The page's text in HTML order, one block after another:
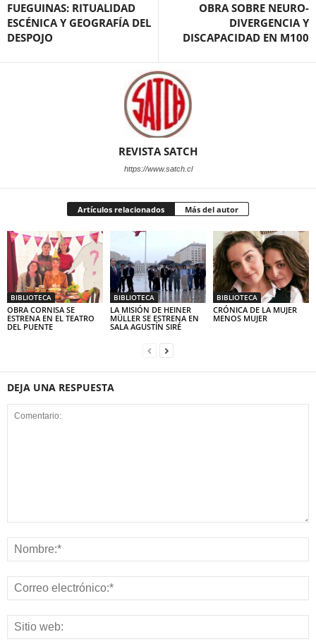
FUEGUINAS: RITUALIDAD
ESCÉNICA Y GEOGRAFÍA DEL
DESPOJO
OBRA SOBRE NEURO-
DIVERGENCIA Y
DISCAPACIDAD EN M100
REVISTA SATCH
https://www.satch.cl
Artículos relacionados Más del autor
BIBLIOTECA
OBRA CORNISA SE
ESTRENA EN EL TEATRO
DEL PUENTE
BIBLIOTECA
LA MISIÓN DE HEINER
MÜLLER SE ESTRENA EN
SALA AGUSTÍN SIRÉ
BIBLIOTECA
CRÓNICA DE LA MUJER
MENOS MUJER
DEJA UNA RESPUESTA